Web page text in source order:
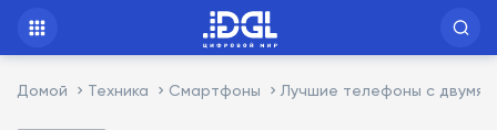
Домой Техника Смартфоны Лучшие телефоны с двумя